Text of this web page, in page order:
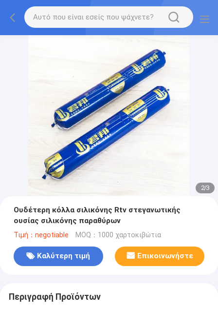
2/3
Ουδέτερη κόλλα σιλικόνης Rtv στεγανωτικής
ουσίας σιλικόνης παραθύρων
Τιμή：negotiable MOQ：1000 χαρτοκιβώτια
Καλύτερη τιμή Επικοινωνήστε
Περιγραφή Προϊόντων